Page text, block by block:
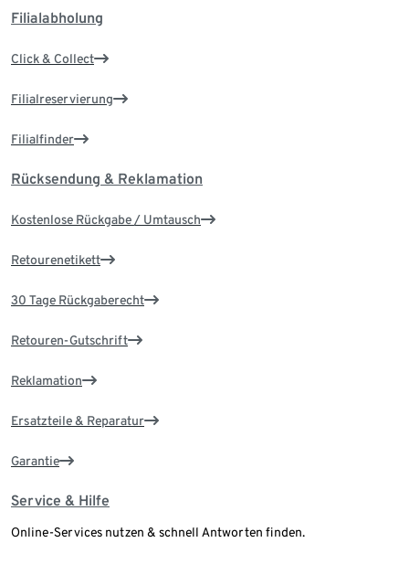
Filialabholung
Click & Collect
Filialreservierung
Filialfinder
Rücksendung & Reklamation
Kostenlose Rückgabe / Umtausch
Retourenetikett
30 Tage Rückgaberecht
Retouren-Gutschrift
Reklamation
Ersatzteile & Reparatur
Garantie
Service & Hilfe
Online-Services nutzen & schnell Antworten finden.